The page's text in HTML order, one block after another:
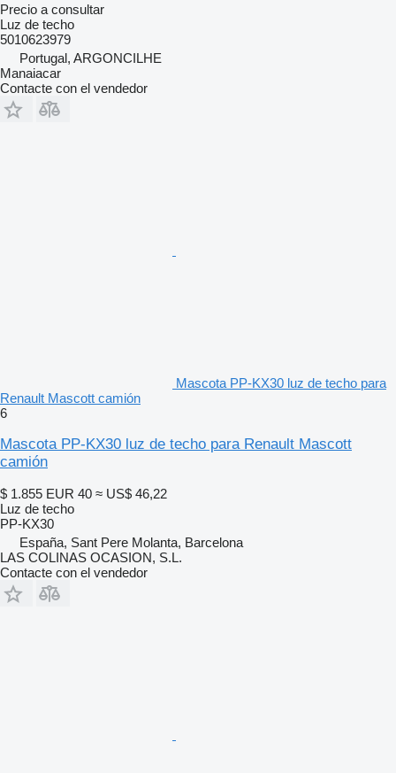
Precio a consultar
Luz de techo
5010623979
Portugal, ARGONCILHE
Manaiacar
Contacte con el vendedor
Mascota PP-KX30 luz de techo para
Renault Mascott camión
6
Mascota PP-KX30 luz de techo para Renault Mascott
camión
$ 1.855 EUR 40 ≈ US$ 46,22
Luz de techo
PP-KX30
España, Sant Pere Molanta, Barcelona
LAS COLINAS OCASION, S.L.
Contacte con el vendedor